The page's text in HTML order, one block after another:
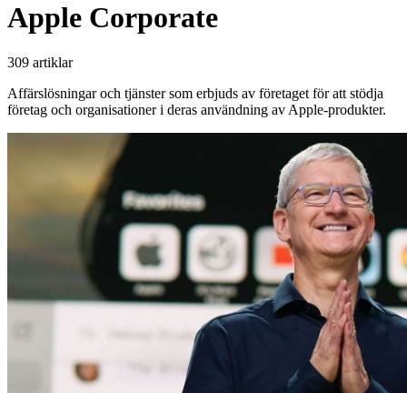
Apple Corporate
309 artiklar
Affärslösningar och tjänster som erbjuds av företaget för att stödja
företag och organisationer i deras användning av Apple-produkter.